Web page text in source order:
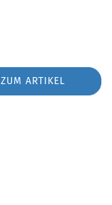
ZUM ARTIKEL